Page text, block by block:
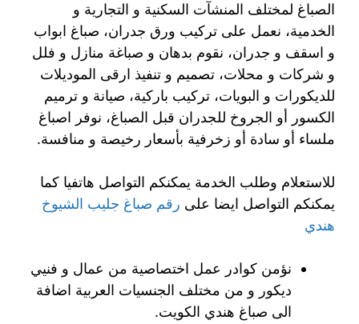
الصباغ لمختلف المنشآت السكنية و التجارية و
الخدمية، نعمل على تركيب ورق جدران، صباغ ابواب
و اسقف و جدران، نقوم بدهان و صباغة منازل و فلل
و شركات و محلات، تصميم و تنفيذ ارقى الموديلات
للديكورات و البويات، تركيب باركية، صيانة و ترميم
الكسور أو الجروخ للجدران قبل الصباغ، نوفر اصباغ
ملساء أو سادة أو زخرفية بأسعار رخيصة و منافسة.
للاستعلام وطلب الخدمة يمكنكم التواصل هاتفيا كما
يمكنكم التواصل ايضا على رقم صباغ جليب الشيوخ
هندي
نؤمن كوادر عمل اختصاصية من عمال و فنيي
ديكور و من مختلف الجنسيات العربية اضافة
الى صباغ هندي الكويت.